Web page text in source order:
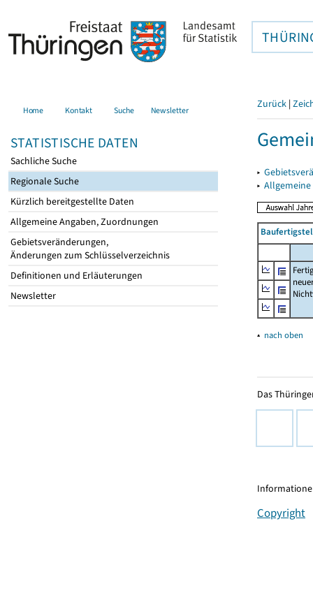
Home Kontakt Suche Newsletter
STATISTISCHE DATEN
Sachliche Suche
Regionale Suche
Kürzlich bereitgestellte Daten
Allgemeine Angaben, Zuordnungen
Gebietsveränderungen,
Änderungen zum Schlüsselverzeichnis
Definitionen und Erläuterungen
Newsletter
Zurück |
▸
▸
▴ nach oben
Das
Copyright